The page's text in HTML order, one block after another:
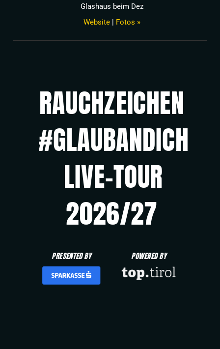
Glashaus beim Dez
Website| Fotos »
RAUCHZEICHEN
#GLAUBANDICH
LIVE-TOUR
2026/27
PRESENTED BY POWERED BY